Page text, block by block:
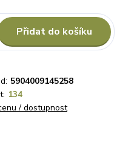
Přidat do košíku
5904009145258
134
/ dostupnost